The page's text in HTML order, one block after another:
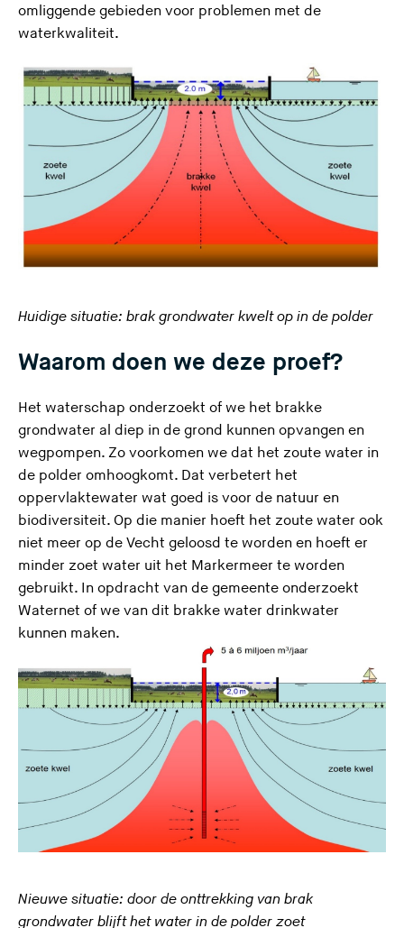
omliggende gebieden voor problemen met de
waterkwaliteit.
Huidige situatie: brak grondwater kwelt op in de polder
Waarom doen we deze proef?
Het waterschap onderzoekt of we het brakke
grondwater al diep in de grond kunnen opvangen en
wegpompen. Zo voorkomen we dat het zoute water in
de polder omhoogkomt. Dat verbetert het
oppervlaktewater wat goed is voor de natuur en
biodiversiteit. Op die manier hoeft het zoute water ook
niet meer op de Vecht geloosd te worden en hoeft er
minder zoet water uit het Markermeer te worden
gebruikt. In opdracht van de gemeente onderzoekt
Waternet of we van dit brakke water drinkwater
kunnen maken.
Nieuwe situatie: door de onttrekking van brak
grondwater blijft het water in de polder zoet